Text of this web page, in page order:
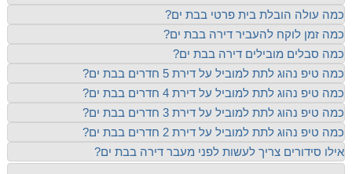
כמה עולה הובלת בית פרטי בבת ים?
כמה זמן לוקח להעביר דירה בבת ים?
כמה סבלים מובילים דירה בבת ים?
כמה טיפ נהוג לתת למוביל על דירת 5 חדרים בבת ים?
כמה טיפ נהוג לתת למוביל על דירת 4 חדרים בבת ים?
כמה טיפ נהוג לתת למוביל על דירת 3 חדרים בבת ים?
כמה טיפ נהוג לתת למוביל על דירת 2 חדרים בבת ים?
אילו סידורים צריך לעשות לפני מעבר דירה בבת ים?